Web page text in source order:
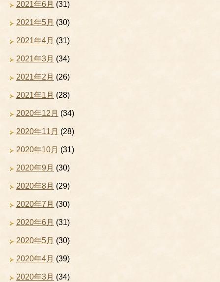
2021年6月 (31)
2021年5月 (30)
2021年4月 (31)
2021年3月 (34)
2021年2月 (26)
2021年1月 (28)
2020年12月 (34)
2020年11月 (28)
2020年10月 (31)
2020年9月 (30)
2020年8月 (29)
2020年7月 (30)
2020年6月 (31)
2020年5月 (30)
2020年4月 (39)
2020年3月 (34)